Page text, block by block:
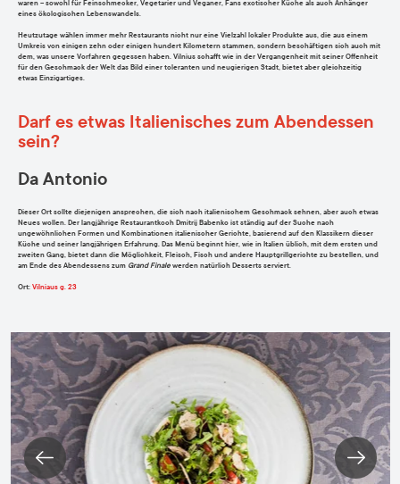
waren – sowohl für Feinschmecker, Vegetarier und Veganer, Fans exotischer Küche als auch Anhänger
eines ökologischen Lebenswandels.
Heutzutage wählen immer mehr Restaurants nicht nur eine Vielzahl lokaler Produkte aus, die aus einem
Umkreis von einigen zehn oder einigen hundert Kilometern stammen, sondern beschäftigen sich auch mit
dem, was unsere Vorfahren gegessen haben. Vilnius schafft wie in der Vergangenheit mit seiner Offenheit
für den Geschmack der Welt das Bild einer toleranten und neugierigen Stadt, bietet aber gleichzeitig
etwas Einzigartiges.
Darf es etwas Italienisches zum Abendessen
sein?
Da Antonio
Dieser Ort sollte diejenigen ansprechen, die sich nach italienischem Geschmack sehnen, aber auch etwas
Neues wollen. Der langjährige Restaurantkoch Dmitrij Babenko ist ständig auf der Suche nach
ungewöhnlichen Formen und Kombinationen italienischer Gerichte, basierend auf den Klassikern dieser
Küche und seiner langjährigen Erfahrung. Das Menü beginnt hier, wie in Italien üblich, mit dem ersten und
zweiten Gang, bietet dann die Möglichkeit, Fleisch, Fisch und andere Hauptgrillgerichte zu bestellen, und
am Ende des Abendessens zum Grand Finale werden natürlich Desserts serviert.
Ort: Vilniaus g. 23